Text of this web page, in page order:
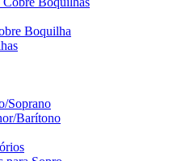
Boquilha
Soprano
Barítono